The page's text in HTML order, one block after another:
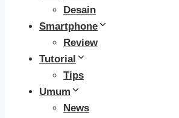
Desain
Smartphone
Review
Tutorial
Tips
Umum
News